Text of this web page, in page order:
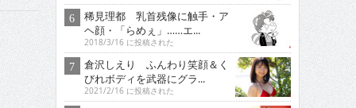
稀見理都 乳首残像に触手・ア
ヘ顔・「らめぇ」……エ...
2018/3/16 に投稿された
倉沢しえり ふんわり笑顔＆く
びれボディを武器にグラ...
2021/2/16 に投稿された